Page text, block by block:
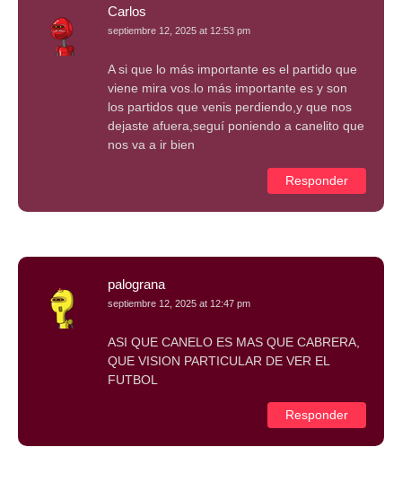
Carlos
septiembre 12, 2025 at 12:53 pm
A si que lo más importante es el partido que
viene mira vos.lo más importante es y son
los partidos que venis perdiendo,y que nos
dejaste afuera,seguí poniendo a canelito que
nos va a ir bien
Responder
palograna
septiembre 12, 2025 at 12:47 pm
ASI QUE CANELO ES MAS QUE CABRERA,
QUE VISION PARTICULAR DE VER EL
FUTBOL
Responder